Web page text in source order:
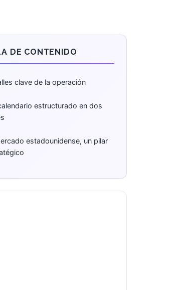
DE CONTENIDO
clave de la operación
estructurado en dos
estadounidense, un pilar